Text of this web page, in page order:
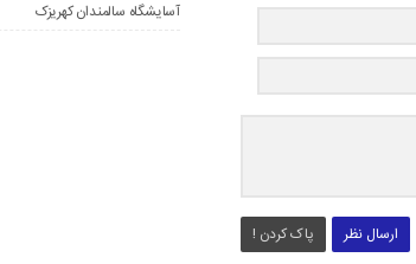
ارسال نظر پاک کردن !
آسایشگاه سالمندان کهریزک